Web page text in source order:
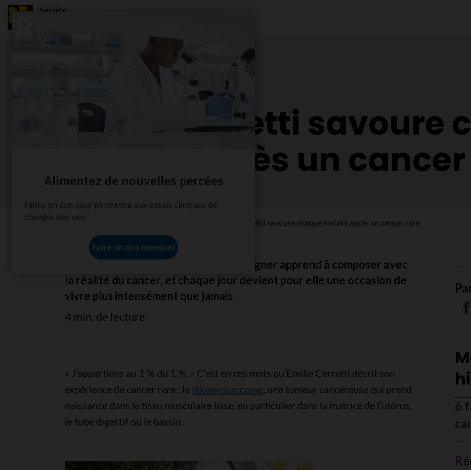
Emilie Cerretti savoure
instant après un
Accueil Emilie Cerretti savoure chaque instant après un cancer rare
Depuis quatre ans, l’animatrice et designer apprend à composer avec
la réalité du cancer, et chaque jour devient pour elle une occasion de
vivre plus intensément que jamais.
4 min. de lecture
« J’appartiens au 1 % du 1 %. » C’est en ces mots qu’Emilie Cerretti décrit son
expérience de cancer rare : le léiomyosarcome, une tumeur cancéreuse qui prend
naissance dans le tissu musculaire lisse, en particulier dans la matrice de l’utérus,
le tube digestif ou le bassin.
6